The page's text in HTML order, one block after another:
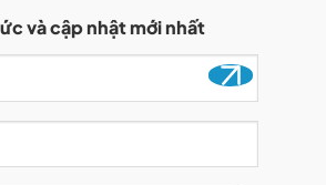
và cập nhật mới nhất